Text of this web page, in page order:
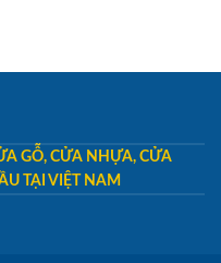
GỖ, CỬA NHỰA, CỬA
TẠI VIỆT NAM